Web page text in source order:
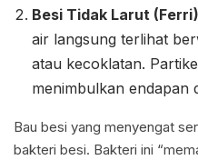
Besi Tidak Larut
air langsung terlihat
atau kecoklatan.
menimbulkan endapan
Bau besi yang menyengat
bakteri besi. Bakteri ini